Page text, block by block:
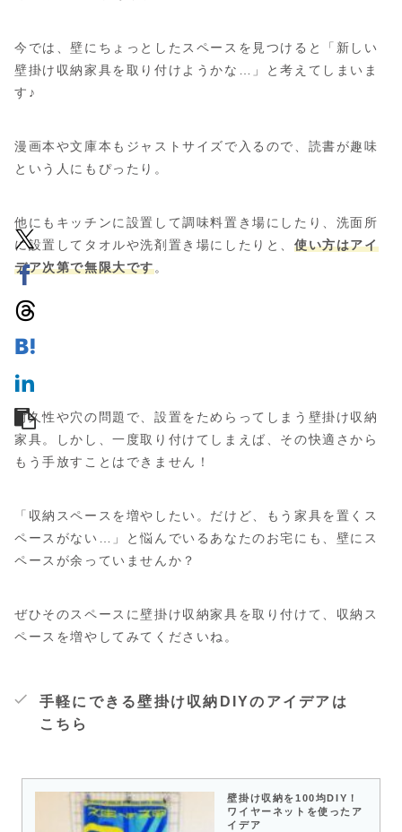
今では、壁にちょっとしたスペースを見つけると「新しい
壁掛け収納家具を取り付けようかな…」と考えてしまいま
す♪
漫画本や文庫本もジャストサイズで入るので、読書が趣味
という人にもぴったり。
他にもキッチンに設置して調味料置き場にしたり、洗面所
に設置してタオルや洗剤置き場にしたりと、 使い方はアイ
デア次第で無限大です。
耐久性や穴の問題で、設置をためらってしまう壁掛け収納
家具。しかし、一度取り付けてしまえば、その快適さから
もう手放すことはできません！
「収納スペースを増やしたい。だけど、もう家具を置くス
ペースがない…」と悩んでいるあなたのお宅にも、壁にス
ペースが余っていませんか？
ぜひそのスペースに壁掛け収納家具を取り付けて、収納ス
ペースを増やしてみてくださいね。
手軽にできる壁掛け収納DIYのアイデアは
こちら
壁掛け収納を100均DIY！
ワイヤーネットを使ったア
イデア